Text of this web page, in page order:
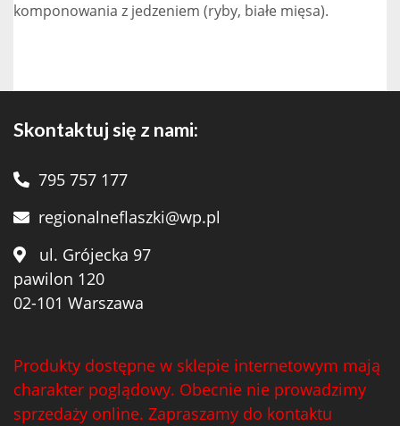
komponowania z jedzeniem (ryby, białe mięsa).
Skontaktuj się z nami:
795 757 177
regionalneflaszki@wp.pl
ul. Grójecka 97
pawilon 120
02-101 Warszawa
Produkty dostępne w sklepie internetowym mają
charakter poglądowy. Obecnie nie prowadzimy
sprzedaży online. Zapraszamy do kontaktu